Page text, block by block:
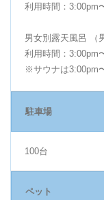
利用時間：3:00pm
男女別露天風呂 （
利用時間：3:00pm
※サウナは3:00pm
駐車場
100台
ペット